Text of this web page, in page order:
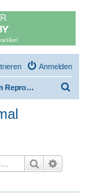
Anmelden
Fragen an den Repromediziner
Suche